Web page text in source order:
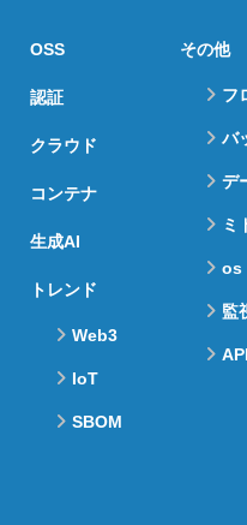
OSS
認証
クラウド
コンテナ
生成AI
トレンド
Web3
IoT
SBOM
その他
フ
バ
デ
ミ
os
監
API